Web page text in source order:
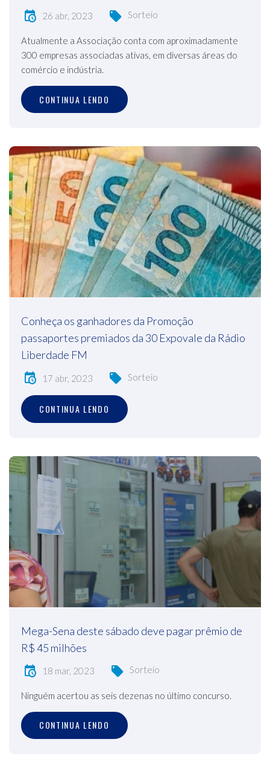
26 abr, 2023 Sorteio
Atualmente a Associação conta com aproximadamente
300 empresas associadas ativas, em diversas áreas do
comércio e indústria.
CONTINUA LENDO
Conheça os ganhadores da Promoção
passaportes premiados da 30 Expovale da Rádio
Liberdade FM
17 abr, 2023 Sorteio
CONTINUA LENDO
Mega-Sena deste sábado deve pagar prêmio de
R$ 45 milhões
18 mar, 2023 Sorteio
Ninguém acertou as seis dezenas no último concurso.
CONTINUA LENDO